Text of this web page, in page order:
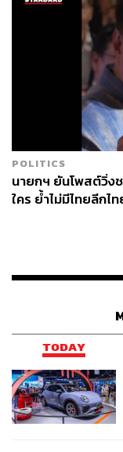
POLITICS
นายกฯ ยันโพสต์วิ่ง
ใคร ย้ำไม่มีไทยลีกไ
TODAY